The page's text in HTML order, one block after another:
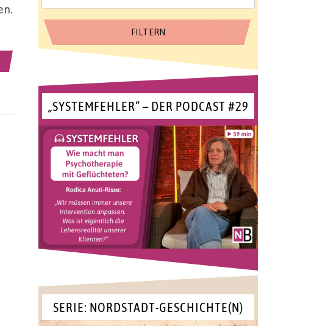
„SYSTEMFEHLER“ – DER PODCAST #29
SERIE: NORDSTADT-GESCHICHTE(N)